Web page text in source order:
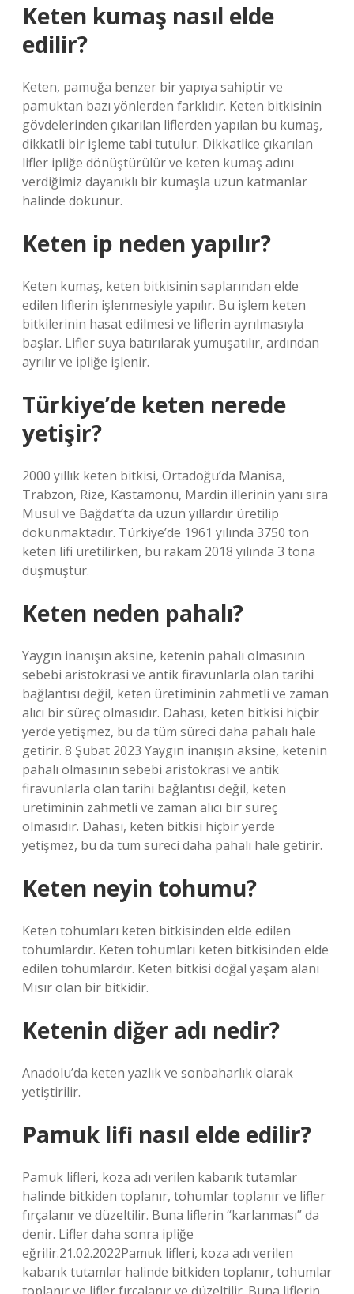
Keten kumaş nasıl elde
edilir?
Keten, pamuğa benzer bir yapıya sahiptir ve
pamuktan bazı yönlerden farklıdır. Keten bitkisinin
gövdelerinden çıkarılan liflerden yapılan bu kumaş,
dikkatli bir işleme tabi tutulur. Dikkatlice çıkarılan
lifler ipliğe dönüştürülür ve keten kumaş adını
verdiğimiz dayanıklı bir kumaşla uzun katmanlar
halinde dokunur.
Keten ip neden yapılır?
Keten kumaş, keten bitkisinin saplarından elde
edilen liflerin işlenmesiyle yapılır. Bu işlem keten
bitkilerinin hasat edilmesi ve liflerin ayrılmasıyla
başlar. Lifler suya batırılarak yumuşatılır, ardından
ayrılır ve ipliğe işlenir.
Türkiye’de keten nerede
yetişir?
2000 yıllık keten bitkisi, Ortadoğu’da Manisa,
Trabzon, Rize, Kastamonu, Mardin illerinin yanı sıra
Musul ve Bağdat’ta da uzun yıllardır üretilip
dokunmaktadır. Türkiye’de 1961 yılında 3750 ton
keten lifi üretilirken, bu rakam 2018 yılında 3 tona
düşmüştür.
Keten neden pahalı?
Yaygın inanışın aksine, ketenin pahalı olmasının
sebebi aristokrasi ve antik firavunlarla olan tarihi
bağlantısı değil, keten üretiminin zahmetli ve zaman
alıcı bir süreç olmasıdır. Dahası, keten bitkisi hiçbir
yerde yetişmez, bu da tüm süreci daha pahalı hale
getirir. 8 Şubat 2023 Yaygın inanışın aksine, ketenin
pahalı olmasının sebebi aristokrasi ve antik
firavunlarla olan tarihi bağlantısı değil, keten
üretiminin zahmetli ve zaman alıcı bir süreç
olmasıdır. Dahası, keten bitkisi hiçbir yerde
yetişmez, bu da tüm süreci daha pahalı hale getirir.
Keten neyin tohumu?
Keten tohumları keten bitkisinden elde edilen
tohumlardır. Keten tohumları keten bitkisinden elde
edilen tohumlardır. Keten bitkisi doğal yaşam alanı
Mısır olan bir bitkidir.
Ketenin diğer adı nedir?
Anadolu’da keten yazlık ve sonbaharlık olarak
yetiştirilir.
Pamuk lifi nasıl elde edilir?
Pamuk lifleri, koza adı verilen kabarık tutamlar
halinde bitkiden toplanır, tohumlar toplanır ve lifler
fırçalanır ve düzeltilir. Buna liflerin “karlanması” da
denir. Lifler daha sonra ipliğe
eğrilir.21.02.2022Pamuk lifleri, koza adı verilen
kabarık tutamlar halinde bitkiden toplanır, tohumlar